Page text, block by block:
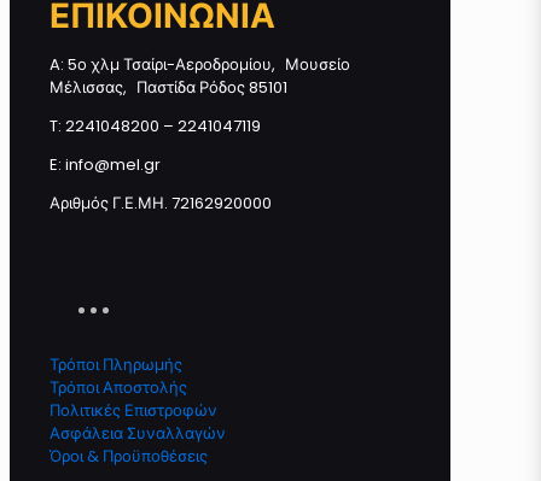
ποσότητα
ΕΠΙΚΟΙΝΩΝΙΑ
A: 5ο χλμ Τσαίρι-Αεροδρομίου, Μουσείο
Μέλισσας, Παστίδα Ρόδος 85101
T: 2241048200 – 2241047119
E: info@mel.gr
Αριθμός Γ.Ε.ΜΗ. 72162920000
Τρόποι Πληρωμής
Τρόποι Αποστολής
Πολιτικές Επιστροφών
Ασφάλεια Συναλλαγών
Όροι & Προϋποθέσεις